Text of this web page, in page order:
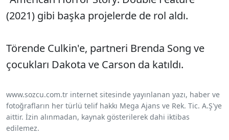
(2021) gibi başka projelerde de rol aldı.
Törende Culkin'e, partneri Brenda Song ve
çocukları Dakota ve Carson da katıldı.
www.sozcu.com.tr internet sitesinde yayınlanan yazı, haber ve
fotoğrafların her türlü telif hakkı Mega Ajans ve Rek. Tic. A.Ş'ye
aittir. İzin alınmadan, kaynak gösterilerek dahi iktibas
edilemez.